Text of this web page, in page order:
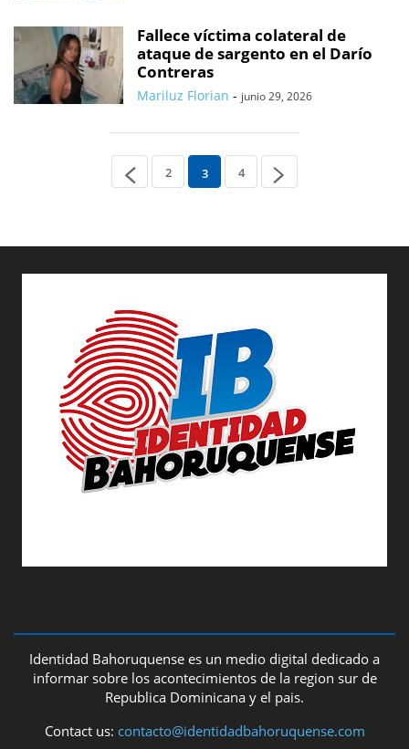
Fallece víctima colateral de
ataque de sargento en el Darío
Contreras
Mariluz Florian - junio 29, 2026
2 3 4
Identidad Bahoruquense es un medio digital dedicado a
informar sobre los acontecimientos de la region sur de
Republica Dominicana y el pais.
Contact us: contacto@identidadbahoruquense.com